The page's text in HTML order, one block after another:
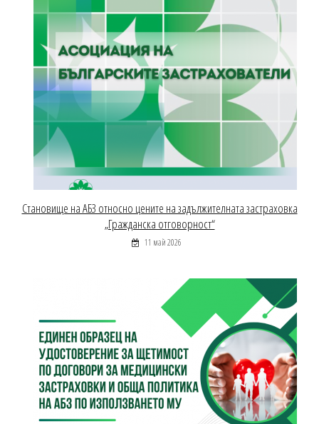
Становище на АБЗ относно цените на задължителната застраховка
„Гражданска отговорност“
11 май 2026